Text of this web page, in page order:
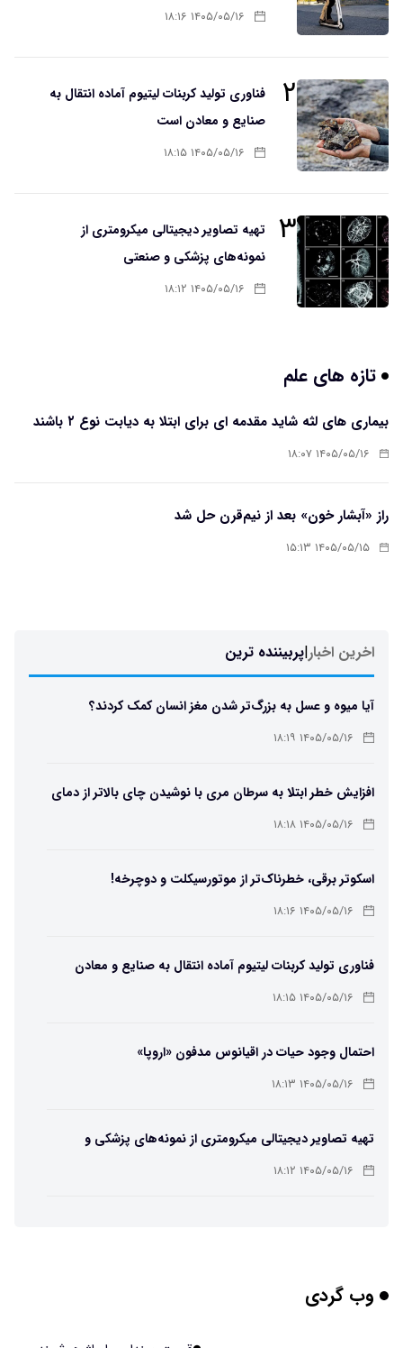
۱۴۰۵/۰۵/۱۶ ۱۸:۱۶
۲
فناوری تولید کربنات لیتیوم آماده انتقال به
صنایع و معادن است
۱۴۰۵/۰۵/۱۶ ۱۸:۱۵
۳
تهیه تصاویر دیجیتالی میکرومتری از
نمونه‌های پزشکی و صنعتی
۱۴۰۵/۰۵/۱۶ ۱۸:۱۲
تازه های علم
بیماری های لثه شاید مقدمه ای برای ابتلا به دیابت نوع ۲ باشند
۱۴۰۵/۰۵/۱۶ ۱۸:۰۷
راز «آبشار خون» بعد از نیم‌قرن حل شد
۱۴۰۵/۰۵/۱۵ ۱۵:۱۳
اخرین اخبار|پربیننده ترین
آیا میوه و عسل به بزرگ‌تر شدن مغز انسان کمک کردند؟
۱۴۰۵/۰۵/۱۶ ۱۸:۱۹
افزایش خطر ابتلا به سرطان مری با نوشیدن چای بالاتر از دمای
۶۵ درجه ۱۴۰۵/۰۵/۱۶ ۱۸:۱۸
اسکوتر برقی، خطرناک‌تر از موتورسیکلت و دوچرخه!
۱۴۰۵/۰۵/۱۶ ۱۸:۱۶
فناوری تولید کربنات لیتیوم آماده انتقال به صنایع و معادن
است۱۴۰۵/۰۵/۱۶ ۱۸:۱۵
احتمال وجود حیات در اقیانوس مدفون «اروپا»
۱۴۰۵/۰۵/۱۶ ۱۸:۱۳
تهیه تصاویر دیجیتالی میکرومتری از نمونه‌های پزشکی و
صنعتی۱۴۰۵/۰۵/۱۶ ۱۸:۱۲
وب گردی